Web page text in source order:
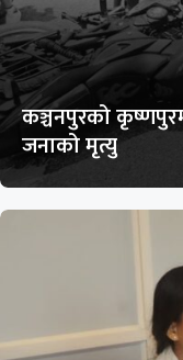
कञ्चनपुरको
जनाको मृत्यु